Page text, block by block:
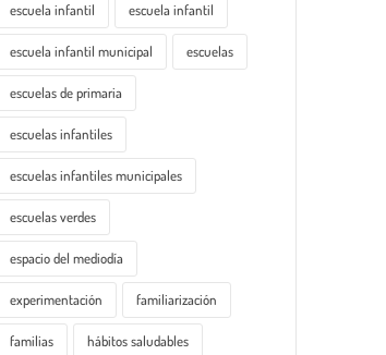
escuela infantil escuela infantil
escuela infantil municipal escuelas
escuelas de primaria
escuelas infantiles
escuelas infantiles municipales
escuelas verdes
espacio del mediodía
experimentación familiarización
familias hábitos saludables